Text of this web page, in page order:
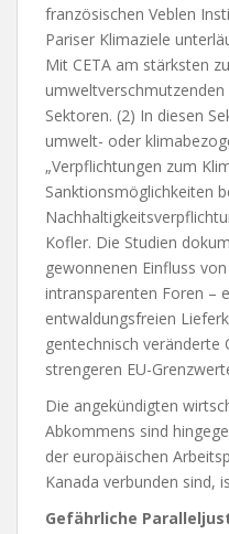
französischen Veblen
Pariser Klimaziele
Mit CETA am stärksten
umweltverschmutzenden
Sektoren. (2) In diesen
umwelt- oder
„Verpflichtungen zum
Sanktionsmöglichkeiten
Kofler. Die Studien
gewonnenen Einfluss
intransparenten Foren –
entwaldungsfreien
gentechnisch veränderte
strengeren EU-
Die angekündigten
Abkommens sind
der europäischen
Kanada verbunden sind,
Gefährliche